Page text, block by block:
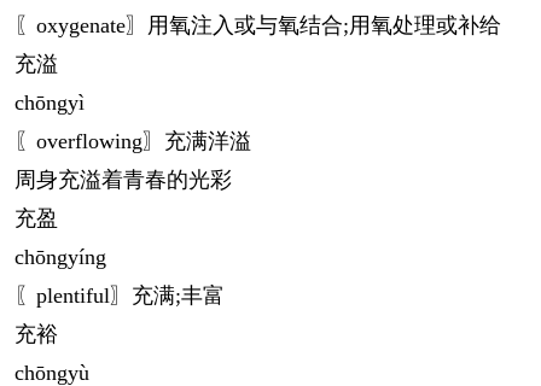
〖oxygenate〗用氧注入或与氧结合;用氧处理或补给
充溢
chōngyì
〖overflowing〗充满洋溢
周身充溢着青春的光彩
充盈
chōngyíng
〖plentiful〗充满;丰富
充裕
chōngyù